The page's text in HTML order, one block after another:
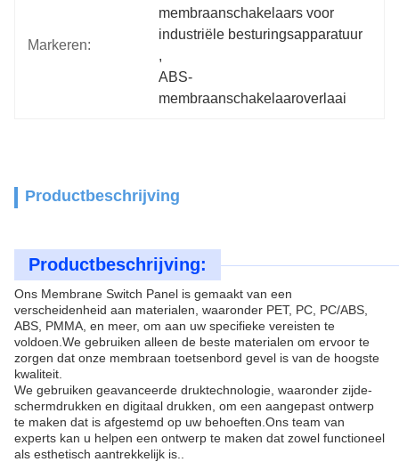
Markeren:
membraanschakelaars voor
industriële besturingsapparatuur
,
ABS-
membraanschakelaaroverlaai
Productbeschrijving
Productbeschrijving:
Ons Membrane Switch Panel is gemaakt van een
verscheidenheid aan materialen, waaronder PET, PC, PC/ABS,
ABS, PMMA, en meer, om aan uw specifieke vereisten te
voldoen.We gebruiken alleen de beste materialen om ervoor te
zorgen dat onze membraan toetsenbord gevel is van de hoogste
kwaliteit.
We gebruiken geavanceerde druktechnologie, waaronder zijde-
schermdrukken en digitaal drukken, om een aangepast ontwerp
te maken dat is afgestemd op uw behoeften.Ons team van
experts kan u helpen een ontwerp te maken dat zowel functioneel
als esthetisch aantrekkelijk is..